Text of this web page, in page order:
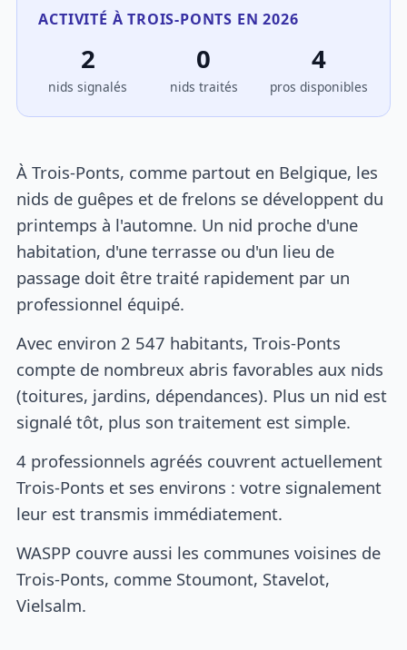
ACTIVITÉ À TROIS-PONTS EN 2026
2
nids signalés
0
nids traités
4
pros disponibles
À Trois-Ponts, comme partout en Belgique, les
nids de guêpes et de frelons se développent du
printemps à l'automne. Un nid proche d'une
habitation, d'une terrasse ou d'un lieu de
passage doit être traité rapidement par un
professionnel équipé.
Avec environ 2 547 habitants, Trois-Ponts
compte de nombreux abris favorables aux nids
(toitures, jardins, dépendances). Plus un nid est
signalé tôt, plus son traitement est simple.
4 professionnels agréés couvrent actuellement
Trois-Ponts et ses environs : votre signalement
leur est transmis immédiatement.
WASPP couvre aussi les communes voisines de
Trois-Ponts, comme Stoumont, Stavelot,
Vielsalm.